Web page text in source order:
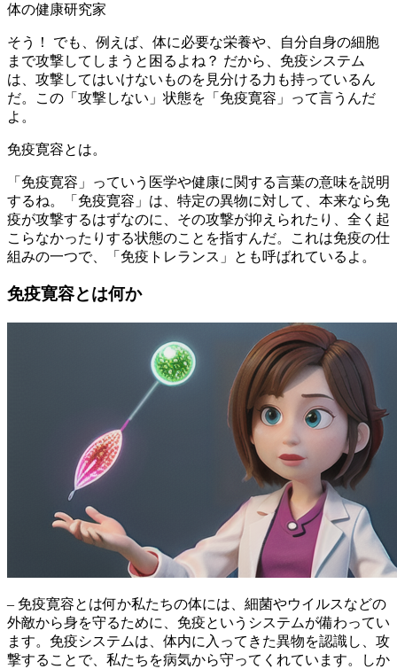
体の健康研究家
そう！ でも、例えば、体に必要な栄養や、自分自身の細胞
まで攻撃してしまうと困るよね？ だから、免疫システム
は、攻撃してはいけないものを見分ける力も持っているん
だ。この「攻撃しない」状態を「免疫寛容」って言うんだ
よ。
免疫寛容とは。
「免疫寛容」っていう医学や健康に関する言葉の意味を説明
するね。「免疫寛容」は、特定の異物に対して、本来なら免
疫が攻撃するはずなのに、その攻撃が抑えられたり、全く起
こらなかったりする状態のことを指すんだ。これは免疫の仕
組みの一つで、「免疫トレランス」とも呼ばれているよ。
免疫寛容とは何か
– 免疫寛容とは何か私たちの体には、細菌やウイルスなどの
外敵から身を守るために、免疫というシステムが備わってい
ます。免疫システムは、体内に入ってきた異物を認識し、攻
撃することで、私たちを病気から守ってくれています。しか